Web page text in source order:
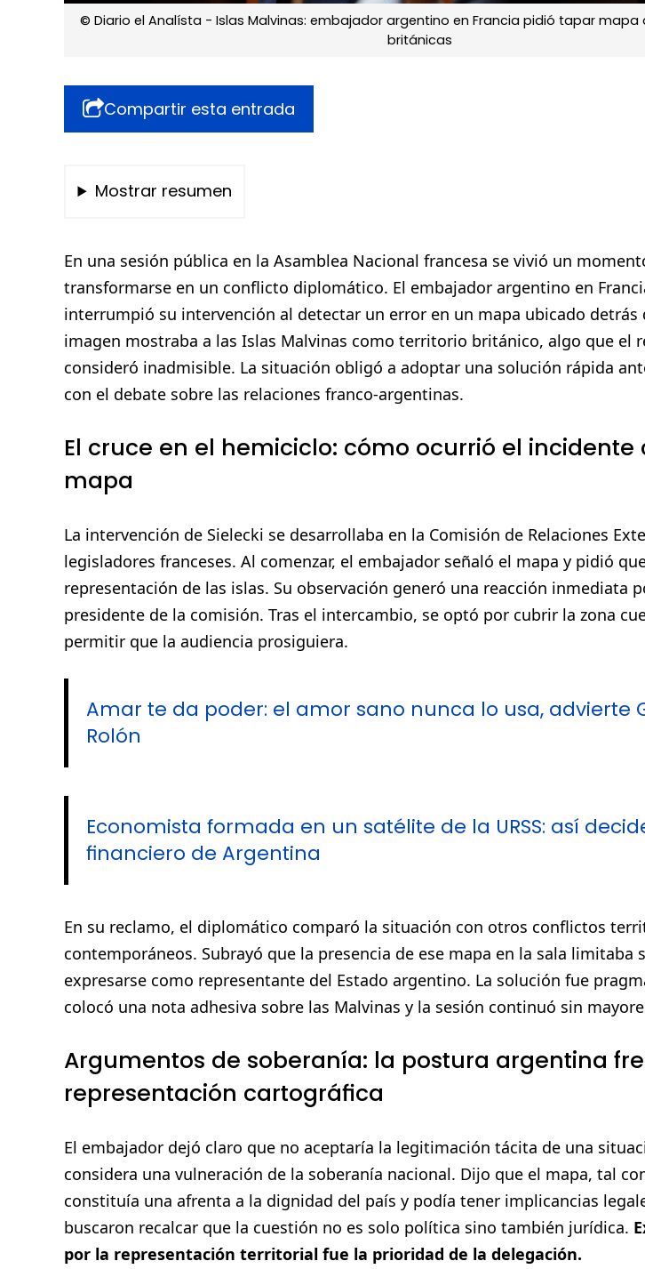
© Diario el Analísta - Islas Malvinas: embajador argentino en Francia pidió tapar
británicas
Compartir esta entrada
Mostrar resumen
En una sesión pública en la Asamblea Nacional francesa se vivió un
transformarse en un conflicto diplomático. El embajador argentino en
interrumpió su intervención al detectar un error en un mapa ubicado detrás
imagen mostraba a las Islas Malvinas como territorio británico, algo que el
consideró inadmisible. La situación obligó a adoptar una solución rápida
con el debate sobre las relaciones franco-argentinas.
El cruce en el hemiciclo: cómo ocurrió el incidente
mapa
La intervención de Sielecki se desarrollaba en la Comisión de Relaciones
legisladores franceses. Al comenzar, el embajador señaló el mapa y pidió
representación de las islas. Su observación generó una reacción inmediata
presidente de la comisión. Tras el intercambio, se optó por cubrir la zona
permitir que la audiencia prosiguiera.
Amar te da poder: el amor sano nunca lo usa, advierte
Rolón
Economista formada en un satélite de la URSS: así
financiero de Argentina
En su reclamo, el diplomático comparó la situación con otros conflictos
contemporáneos. Subrayó que la presencia de ese mapa en la sala limitaba
expresarse como representante del Estado argentino. La solución fue
colocó una nota adhesiva sobre las Malvinas y la sesión continuó sin
Argumentos de soberanía: la postura argentina
representación cartográfica
El embajador dejó claro que no aceptaría la legitimación tácita de una
considera una vulneración de la soberanía nacional. Dijo que el mapa, tal
constituía una afrenta a la dignidad del país y podía tener implicancias
buscaron recalcar que la cuestión no es solo política sino también jurídica.
por la representación territorial fue la prioridad de la delegación.